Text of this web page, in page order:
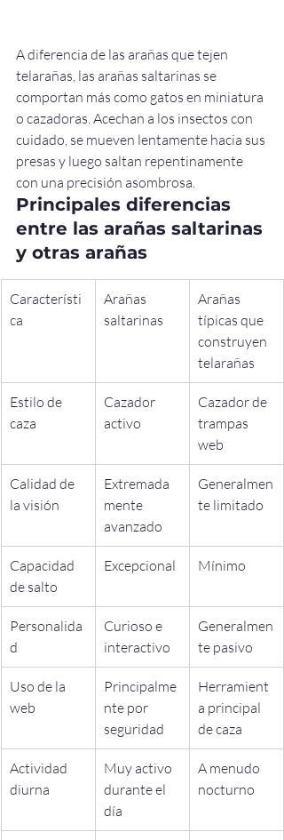
A diferencia de las arañas que tejen
telarañas, las arañas saltarinas se
comportan más como gatos en miniatura
o cazadoras. Acechan a los insectos con
cuidado, se mueven lentamente hacia sus
presas y luego saltan repentinamente
con una precisión asombrosa.
Principales diferencias
entre las arañas saltarinas
y otras arañas
Característi
ca
Arañas
saltarinas
Arañas
típicas que
construyen
telarañas
Estilo de
caza
Cazador
activo
Cazador de
trampas
web
Calidad de
la visión
Extremada
mente
avanzado
Generalmen
te limitado
Capacidad
de salto
Excepcional Mínimo
Personalida
d
Curioso e
interactivo
Generalmen
te pasivo
Uso de la
web
Principalme
nte por
seguridad
Herramient
a principal
de caza
Actividad
diurna
Muy activo
durante el
día
A menudo
nocturno